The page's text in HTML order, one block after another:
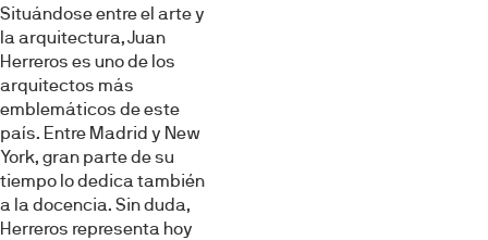
Situándose entre el arte y
la arquitectura, Juan
Herreros es uno de los
arquitectos más
emblemáticos de este
país. Entre Madrid y New
York, gran parte de su
tiempo lo dedica también
a la docencia. Sin duda,
Herreros representa hoy